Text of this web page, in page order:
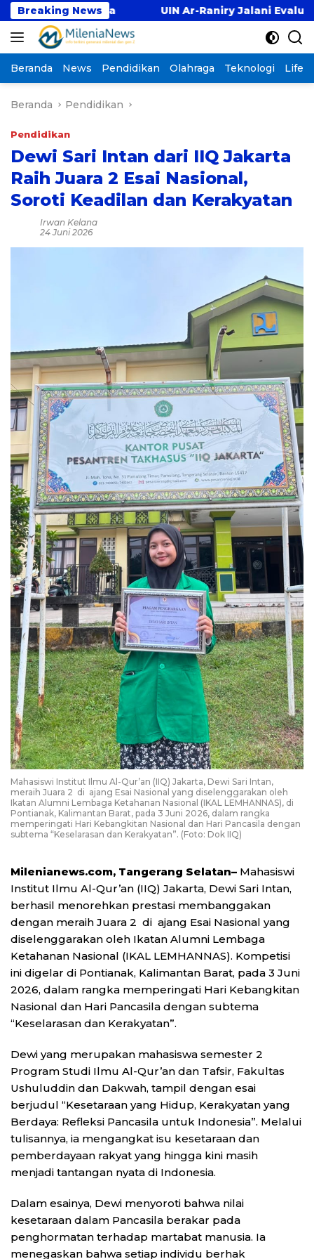
Langsung
ke
konten
Breaking NewsUIN Ar-Raniry Jalani Evaluasi
Beranda News Pendidikan Olahraga Teknologi
Beranda Pendidikan
Pendidikan
Dewi Sari Intan dari IIQ Jakarta
Raih Juara 2 Esai Nasional,
Soroti Keadilan dan Kerakyatan
Irwan Kelana
24 Juni 2026
Mahasiswi Institut Ilmu Al-Qur’an (IIQ) Jakarta, Dewi Sari Intan,
meraih Juara 2 di ajang Esai Nasional yang diselenggarakan oleh
Ikatan Alumni Lembaga Ketahanan Nasional (IKAL LEMHANNAS), di
Pontianak, Kalimantan Barat, pada 3 Juni 2026, dalam rangka
memperingati Hari Kebangkitan Nasional dan Hari Pancasila dengan
subtema “Keselarasan dan Kerakyatan”. (Foto: Dok IIQ)
Milenianews.com, Tangerang Selatan– Mahasiswi
Institut Ilmu Al-Qur’an (IIQ) Jakarta, Dewi Sari Intan,
berhasil menorehkan prestasi membanggakan
dengan meraih Juara 2 di ajang Esai Nasional yang
diselenggarakan oleh Ikatan Alumni Lembaga
Ketahanan Nasional (IKAL LEMHANNAS). Kompetisi
ini digelar di Pontianak, Kalimantan Barat, pada 3 Juni
2026, dalam rangka memperingati Hari Kebangkitan
Nasional dan Hari Pancasila dengan subtema
“Keselarasan dan Kerakyatan”.
Dewi yang merupakan mahasiswa semester 2
Program Studi Ilmu Al-Qur’an dan Tafsir, Fakultas
Ushuluddin dan Dakwah, tampil dengan esai
berjudul “Kesetaraan yang Hidup, Kerakyatan yang
Berdaya: Refleksi Pancasila untuk Indonesia”. Melalui
tulisannya, ia mengangkat isu kesetaraan dan
pemberdayaan rakyat yang hingga kini masih
menjadi tantangan nyata di Indonesia.
Dalam esainya, Dewi menyoroti bahwa nilai
kesetaraan dalam Pancasila berakar pada
penghormatan terhadap martabat manusia. Ia
menegaskan bahwa setiap individu berhak